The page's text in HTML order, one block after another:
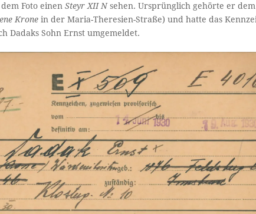
dem Foto einenSteyr XII Nsehen. Ursprünglich gehörte er dem
Krone in der Maria-Theresien-Straße) und hatte das
Dadaks Sohn Ernst umgemeldet.